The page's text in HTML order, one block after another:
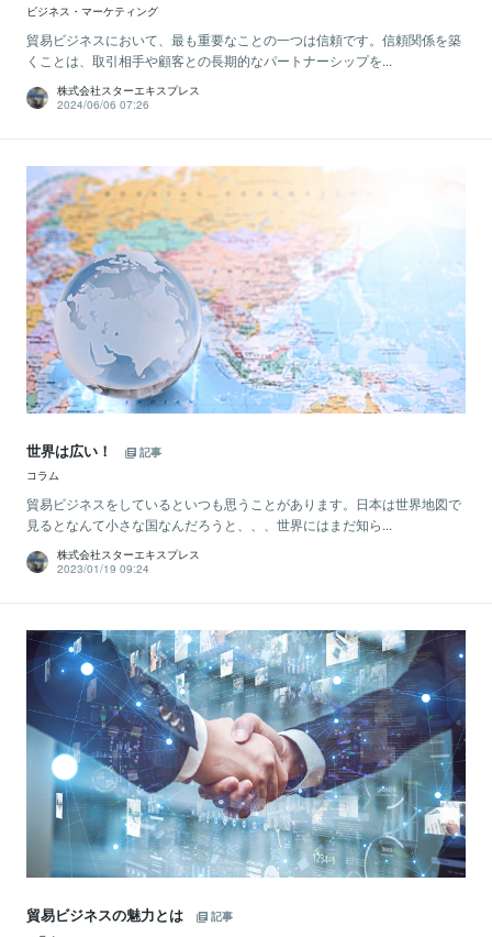
ビジネス・マーケティング
貿易ビジネスにおいて、最も重要なことの一つは信頼です。信頼関係を築
くことは、取引相手や顧客との長期的なパートナーシップを...
株式会社スターエキスプレス
2024/06/06 07:26
世界は広い！
記事
コラム
貿易ビジネスをしているといつも思うことがあります。日本は世界地図で
見るとなんて小さな国なんだろうと、、、世界にはまだ知ら...
株式会社スターエキスプレス
2023/01/19 09:24
貿易ビジネスの魅力とは
記事